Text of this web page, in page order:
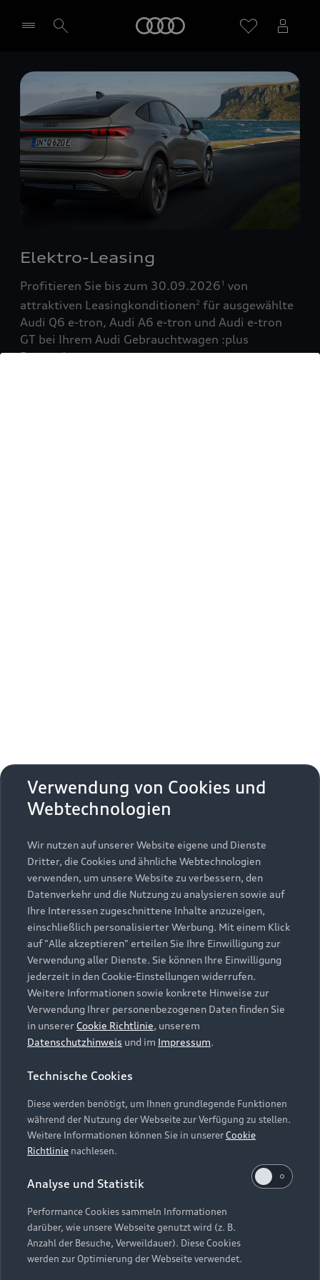
Händler wählen
Elektro-Leasing
Profitieren Sie bis zum 30.09.20261 von
attraktiven Leasingkonditionen2 für ausgewählte
Audi Q6 e-tron, Audi A6 e-tron und Audi e-tron
GT bei Ihrem Audi Gebrauchtwagen :plus
Partner!
Zurück nach oben
Modelle
Alle Modelle
Modelle vergleichen
Elektromodelle
Plug-in-Hybride
Kaufen & leasen
Neuwagensuche
Gebrauchtwagensuche
Gebrauchtwagen
Finanzierung
Aktionen & Angebote
Geschäftskunden
Service & Zubehör
Saisonale Angebote
Audi Services
Garantie
Audi digital services
myAudi
Support
Kundenservice
Händlersuche
Audi Code
Online-Terminvereinbarung
Servicekontakt
Vertrag widerrufen
Über Audi
Unternehmen
Karriere
Investor Relations
Presse & Media Center
Datenschutz
Audi erleben
Newsletter
Impressum Rechtliches
Hinweisgebersystem
Datenschutzinformation
Cookie-Einstellungen
Cookie-Richtlinie
Barrierefreiheit
Hinweis: Die aktuelle Darstellung und Anordnung der
Embleme am Fahrzeug bei allen Abbildungen auf dieser
Webseite kann abweichen.
Verwendung von Cookies und
Webtechnologien
Wir nutzen auf unserer Website eigene und Dienste
Dritter, die Cookies und ähnliche Webtechnologien
verwenden, um unsere Website zu verbessern, den
Datenverkehr und die Nutzung zu analysieren sowie auf
Ihre Interessen zugeschnittene Inhalte anzuzeigen,
einschließlich personalisierter Werbung. Mit einem Klick
auf "Alle akzeptieren" erteilen Sie Ihre Einwilligung zur
Verwendung aller Dienste. Sie können Ihre Einwilligung
jederzeit in den Cookie-Einstellungen widerrufen.
Weitere Informationen sowie konkrete Hinweise zur
Verwendung Ihrer personenbezogenen Daten finden Sie
in unserer Cookie Richtlinie, unserem
Datenschutzhinweis und im Impressum.
Technische Cookies
Diese werden benötigt, um Ihnen grundlegende Funktionen
während der Nutzung der Webseite zur Verfügung zu stellen.
Weitere Informationen können Sie in unsererCookie
Richtlinie nachlesen.
Analyse und Statistik
Performance Cookies sammeln Informationen
darüber, wie unsere Webseite genutzt wird (z. B.
Anzahl der Besuche, Verweildauer). Diese Cookies
werden zur Optimierung der Webseite verwendet.